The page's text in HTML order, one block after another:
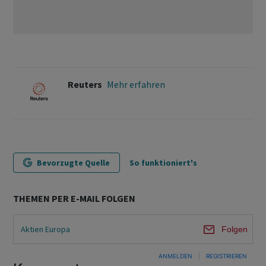
Reuters Mehr erfahren
Bevorzugte Quelle So funktioniert's
THEMEN PER E-MAIL FOLGEN
Aktien Europa Folgen
ANMELDEN REGISTRIEREN